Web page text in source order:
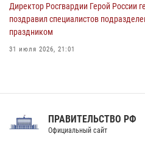
Директор Росгвардии Герой России
поздравил специалистов
праздником
31 июля 2026, 21:01
Праздник «Один день с
ПРАВИТЕЛЬСТВО РФ
Официальный сайт